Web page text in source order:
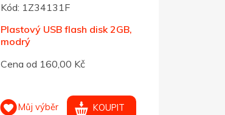
Kód: 1Z34131F
Plastový USB flash disk 2GB,
modrý
Cena od 160,00 Kč
Můj výběr KOUPIT